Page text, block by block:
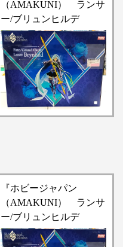
（AMAKUNI） ランサ
ー/ブリュンヒルデ
「Fate/Grand Order」1/7
スケールフィギュア』お
売りいただきました！！
【桃太郎王国 大宮宮原
店の入荷情報となりま
す】
『ホビージャパン
（AMAKUNI） ランサ
ー/ブリュンヒルデ
「Fate/Grand Order」1/7